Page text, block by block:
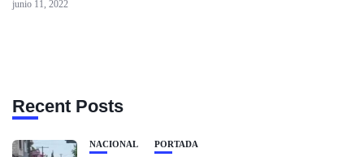
junio 11, 2022
Recent Posts
NACIONAL PORTADA